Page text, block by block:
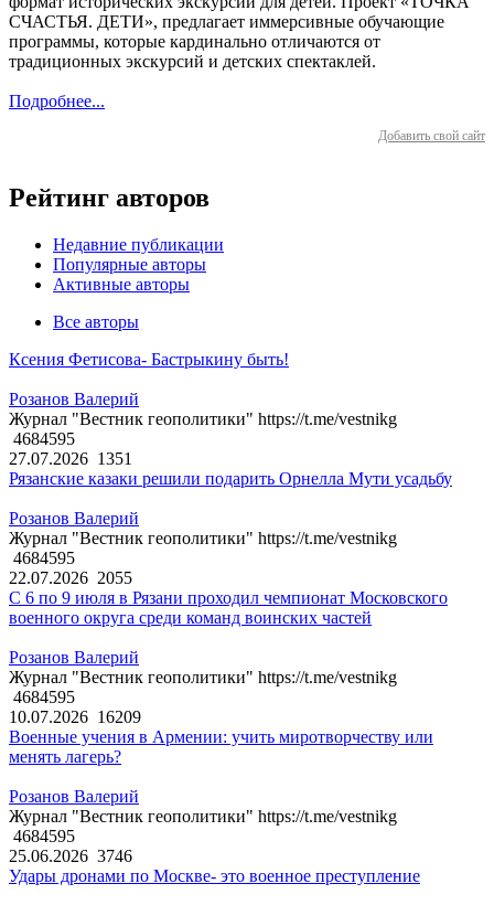
СЧАСТЬЯ. ДЕТИ», предлагает иммерсивные обучающие
программы, которые кардинально отличаются от
традиционных экскурсий и детских спектаклей.
Подробнее...
Добавить свой сайт
Рейтинг авторов
Недавние публикации
Популярные авторы
Активные авторы
Все авторы
Ксения Фетисова- Бастрыкину быть!
Розанов Валерий
Журнал "Вестник геополитики" https://t.me/vestnikg
4684595
27.07.2026 1351
Рязанские казаки решили подарить Орнелла Мути усадьбу
Розанов Валерий
Журнал "Вестник геополитики" https://t.me/vestnikg
4684595
22.07.2026 2055
С 6 по 9 июля в Рязани проходил чемпионат Московского
военного округа среди команд воинских частей
Розанов Валерий
Журнал "Вестник геополитики" https://t.me/vestnikg
4684595
10.07.2026 16209
Военные учения в Армении: учить миротворчеству или
менять лагерь?
Розанов Валерий
Журнал "Вестник геополитики" https://t.me/vestnikg
4684595
25.06.2026 3746
Удары дронами по Москве- это военное преступление